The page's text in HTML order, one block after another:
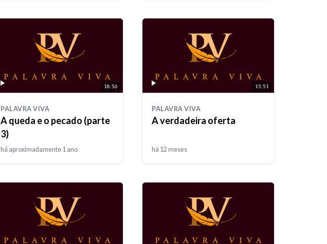
18:56
PALAVRA VIVA
A queda e o pecado (parte
3)
há aproximadamente 1 ano
15:51
PALAVRA VIVA
A verdadeira oferta
há 12 meses